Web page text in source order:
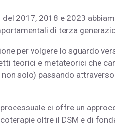
2017, 2018 e 2023
di terza
per volgere lo sguardo
teorici e metateorici che
solo) passando
processuale ci offre un
oltre il DSM e di